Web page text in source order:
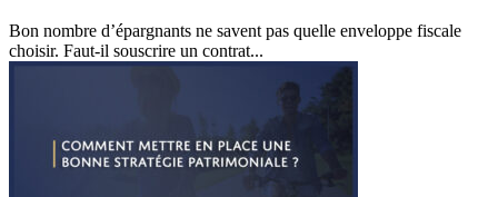
Bon nombre d’épargnants ne savent pas quelle enveloppe fiscale
choisir. Faut-il souscrire un contrat...